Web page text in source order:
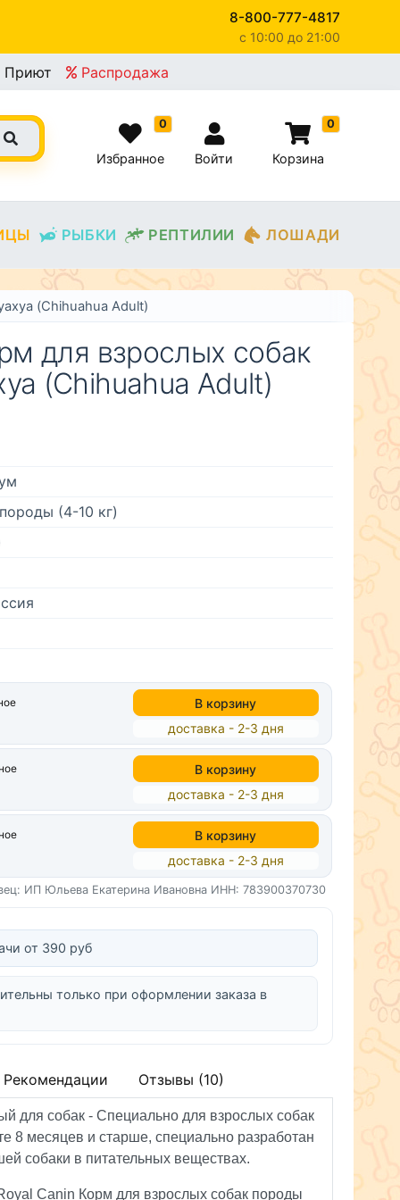
8-800-777-4817
c 10:00 до 21:00
Приют Распродажа
0
Избранное Войти
0
Корзина
РЫБКИ РЕПТИЛИИ ЛОШАДИ
(Chihuahua Adult)
для взрослых собак
(Chihuahua Adult)
(4-10 кг)
В корзину
доставка - 2-3 дня
В корзину
доставка - 2-3 дня
В корзину
доставка - 2-3 дня
ИП Юльева Екатерина Ивановна ИНН: 783900370730
от 390 руб
только при оформлении заказа в
Рекомендации Отзывы (10)
для собак - Cпециально для взрослых собак
8 месяцев и старше, специально разработан
собаки в питательных веществах.
Canin Корм для взрослых собак породы